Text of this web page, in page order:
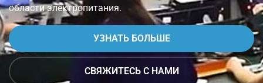
области электропитания.
УЗНАТЬ БОЛЬШЕ
СВЯЖИТЕСЬ С НАМИ